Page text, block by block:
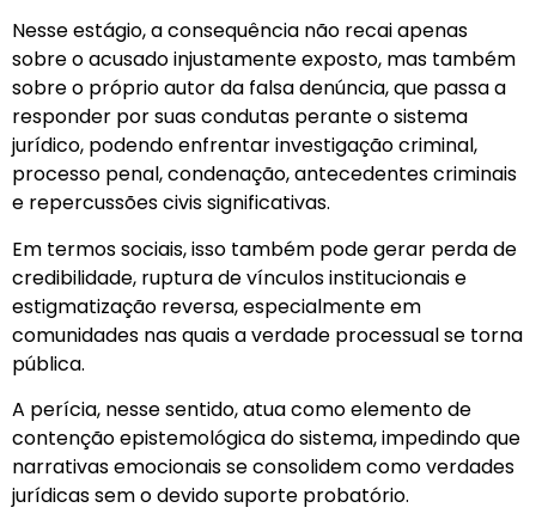
Nesse estágio, a consequência não recai apenas
sobre o acusado injustamente exposto, mas também
sobre o próprio autor da falsa denúncia, que passa a
responder por suas condutas perante o sistema
jurídico, podendo enfrentar investigação criminal,
processo penal, condenação, antecedentes criminais
e repercussões civis significativas.
Em termos sociais, isso também pode gerar perda de
credibilidade, ruptura de vínculos institucionais e
estigmatização reversa, especialmente em
comunidades nas quais a verdade processual se torna
pública.
A perícia, nesse sentido, atua como elemento de
contenção epistemológica do sistema, impedindo que
narrativas emocionais se consolidem como verdades
jurídicas sem o devido suporte probatório.